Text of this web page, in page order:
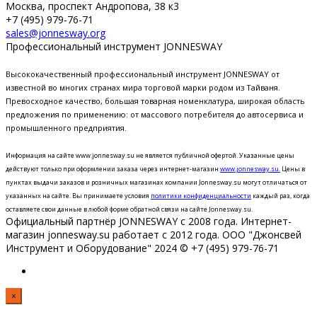
Москва, проспект Андропова, 38 к3
+7 (495) 979-76-71
sales@jonnesway.org
Профессиональный инструмент JONNESWAY
Высококачественный профессиональный инструмент JONNESWAY от
известной во многих странах мира торговой марки родом из Тайваня.
Превосходное качество, большая товарная номенклатура, широкая область
предложения по применению: от массового потребителя до автосервиса и
промышленного предприятия.
Информация на сайте www.jonnesway.su не является публичной офертой. Указанные цены
действуют только при оформлении заказа через интернет-магазин www.jonnesway.su. Цены в
пунктах выдачи заказов и розничных магазинах компании Jonnesway.su могут отличаться от
указанных на сайте. Вы принимаете условия политики конфиденциальности каждый раз, когда
оставляете свои данные в любой форме обратной связи на сайте Jonnesway.su.
Официальный партнёр JONNESWAY с 2008 года. Интернет-
магазин jonnesway.su работает с 2012 года. ООО "Джонсвей
Инструмент и Оборудование" 2024 © +7 (495) 979-76-71
×